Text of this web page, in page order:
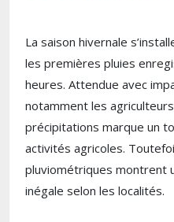
La saison hivernale
les premières pluies
heures. Attendue avec
notamment les
précipitations marque un
activités agricoles.
pluviométriques montrent
inégale selon les localités.